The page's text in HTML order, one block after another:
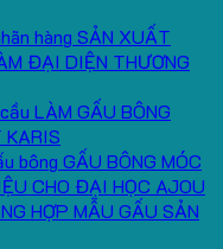
SẢN XUẤT
ĐẠI DIỆN THƯƠNG
LÀM GẤU BÔNG
KARIS
GẤU BÔNG MÓC
CHO ĐẠI HỌC AJOU
HỢP MẪU GẤU SẢN